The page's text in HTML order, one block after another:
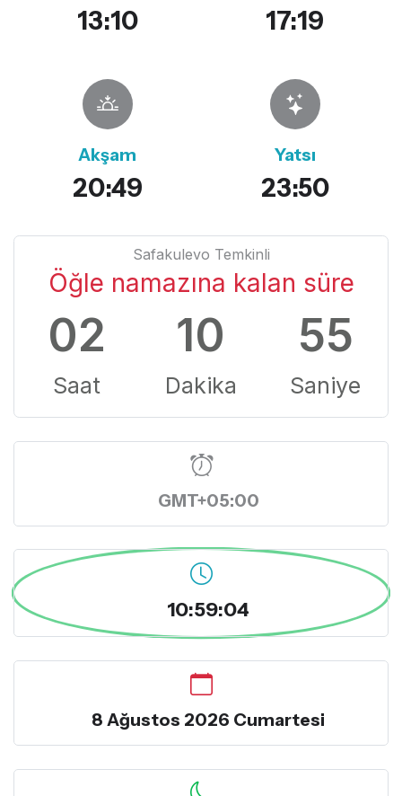
13:10 17:19
Akşam
20:49
Yatsı
23:50
Safakulevo Temkinli
Öğle namazına kalan süre
02
Saat
10
Dakika
55
Saniye
GMT+05:00
10:59:04
8 Ağustos 2026 Cumartesi